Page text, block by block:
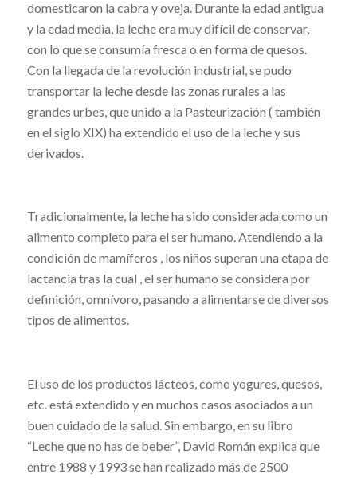
domesticaron la cabra y oveja. Durante la edad antigua
y la edad media, la leche era muy difícil de conservar,
con lo que se consumía fresca o en forma de quesos.
Con la llegada de la revolución industrial, se pudo
transportar la leche desde las zonas rurales a las
grandes urbes, que unido a la Pasteurización ( también
en el siglo XIX) ha extendido el uso de la leche y sus
derivados.
Tradicionalmente, la leche ha sido considerada como un
alimento completo para el ser humano. Atendiendo a la
condición de mamíferos , los niños superan una etapa de
lactancia tras la cual , el ser humano se considera por
definición, omnívoro, pasando a alimentarse de diversos
tipos de alimentos.
El uso de los productos lácteos, como yogures, quesos,
etc. está extendido y en muchos casos asociados a un
buen cuidado de la salud. Sin embargo, en su libro
“Leche que no has de beber”, David Román explica que
entre 1988 y 1993 se han realizado más de 2500